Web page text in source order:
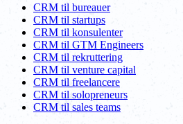
CRM til bureauer
CRM til startups
CRM til konsulenter
CRM til GTM Engineers
CRM til rekruttering
CRM til venture capital
CRM til freelancere
CRM til solopreneurs
CRM til sales teams